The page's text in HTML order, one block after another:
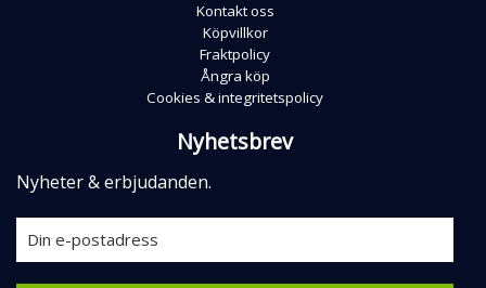
Kontakt oss
Köpvillkor
Fraktpolicy
Ångra köp
Cookies & integritetspolicy
Nyhetsbrev
Nyheter & erbjudanden.